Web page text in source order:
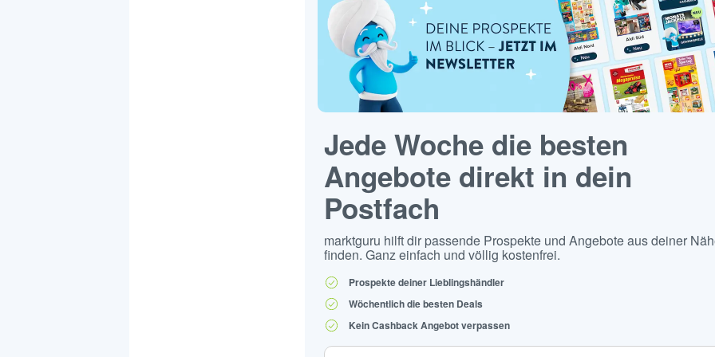
Jede Woche die besten
Angebote direkt in dein
Postfach
marktguru hilft dir passende Prospekte und Angebote aus deiner
finden. Ganz einfach und völlig kostenfrei.
Prospekte deiner Lieblingshändler
Wöchentlich die besten Deals
Kein Cashback Angebot verpassen